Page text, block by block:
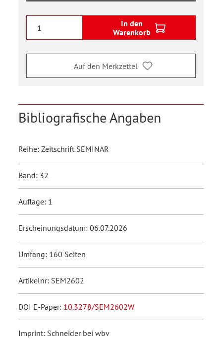
In den
Warenkorb
Auf den Merkzettel
Bibliografische Angaben
Reihe: Zeitschrift SEMINAR
Band: 32
Auflage: 1
Erscheinungsdatum: 06.07.2026
Umfang: 160 Seiten
Artikelnr: SEM2602
DOI E-Paper: 10.3278/SEM2602W
Imprint: Schneider bei wbv